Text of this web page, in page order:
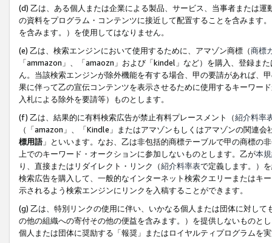
(d) 乙は、ある個人または企業による製品、サービス、当事者または
の資料をプログラム・コンテンツに接近して配置することを含みます
を含みます。）を使用してはなりません。
(e) 乙は、検索エンジンにおいて使用するために、アマゾン商標（商標
「ammazon」、「amaozn」および「kindel」など）を購入、登録ま
ん。当該検索エンジンが除外機能を有する場合、甲の要請があれば、
果に伴って乙の宣伝コンテンツを表示させるために使用するキーワー
入札による除外を要請等）ものとします。
(f) 乙は、結果的に有料検索広告が禁止有料プレースメント（紹介料率
（「amazon」、「Kindle」またはアマゾンもしくはアマゾンの関連
標用語」といいます。なお、乙は非包括的商標テーブルで甲の商標の
上でのキーワード・オークションに参加しないものとします。乙が本
り、直接またはリダイレクト・リンク（紹介料率表で定義します。）
検索広告を購入して、一般的なインターネット検索クエリーまたはキ
示されるよう検索エンジンにリンクを入稿することができます。
(g) 乙は、特別リンクの使用に伴い、いかなる個人または団体に対し
の他の組織への寄付その他の便益を含みます。）を提供しないものと
個人または団体に奨励する「報奨」またはロイヤルティプログラムを